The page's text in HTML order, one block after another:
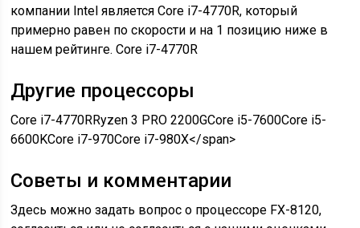
компании Intel является Core i7-4770R, который
примерно равен по скорости и на 1 позицию ниже в
нашем рейтинге.Core i7-4770R
Другие процессоры
Core i7-4770RRyzen 3 PRO 2200GCore i5-7600Core i5-
6600KCore i7-970Core i7-980X</span>
Советы и комментарии
Здесь можно задать вопрос о процессоре FX-8120,